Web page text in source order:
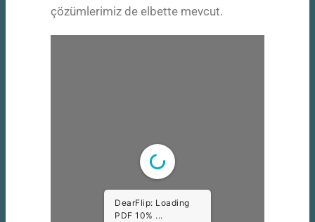
çözümlerimiz de elbette mevcut.
DearFlip: Loading
PDF 100% ...